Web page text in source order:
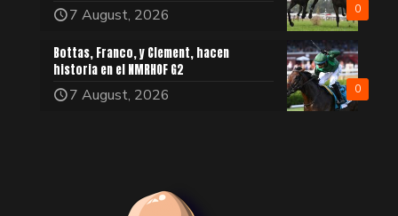
0
7 August, 2026
0
Bottas, Franco, y Clement, hacen
historia en el NMRHOF G2
7 August, 2026